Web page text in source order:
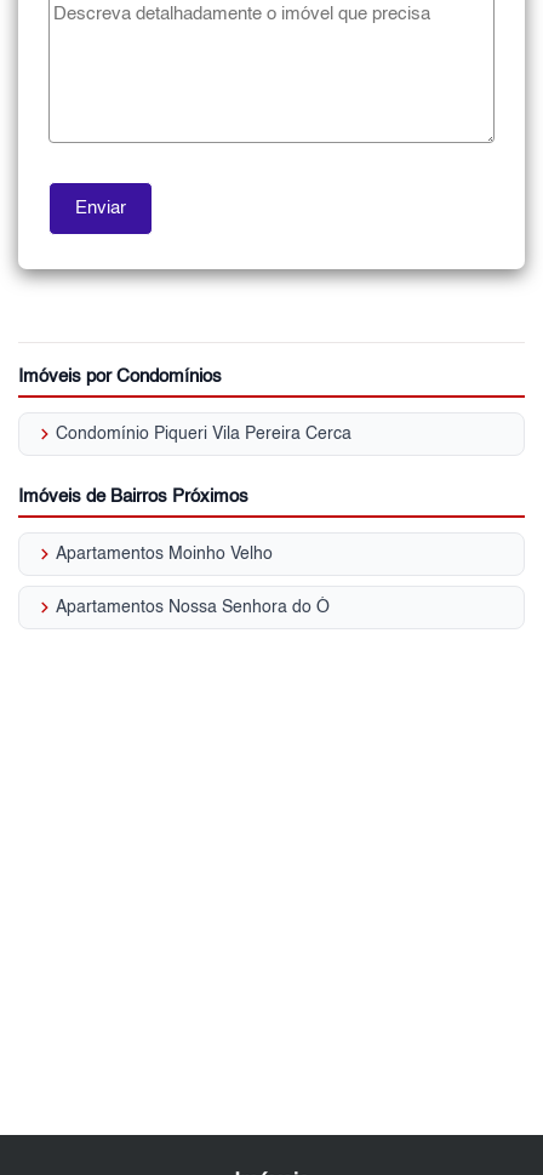
Imóveis por Condomínios
keyboard_arrow_right Condomínio Piqueri Vila Pereira Cerca
Imóveis de Bairros Próximos
keyboard_arrow_right Apartamentos Moinho Velho
keyboard_arrow_right Apartamentos Nossa Senhora do Ó